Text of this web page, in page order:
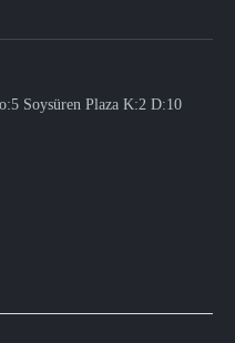
Soysüren Plaza K:2 D:10